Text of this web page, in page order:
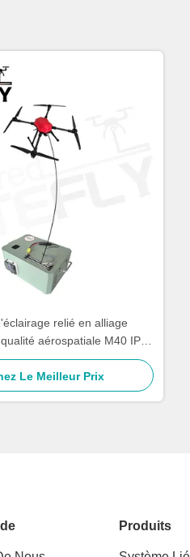
relié en alliage
aérospatiale M40 IP54
Kitefly
Le Meilleur Prix
Produits